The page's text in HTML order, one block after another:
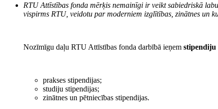
RTU Attīstības fonda mērķis nemainīgi ir veikt sabiedriskā
vispirms RTU, veidotu par moderniem izglītības, zinātnes un
Nozīmīgu daļu RTU Attīstības fonda darbībā ieņem stipendiju
prakses stipendijas;
studiju stipendijas;
zinātnes un pētniecības stipendijas.